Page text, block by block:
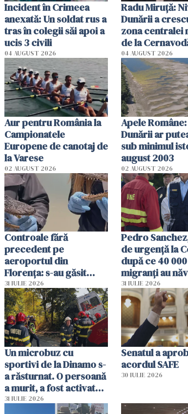
Incident în Crimeea
anexată: Un soldat rus a
tras în colegii săi apoi a
ucis 3 civili
04 AUGUST 2026
Radu Miruţă:
Dunării a
zona centralei
de la
cm faţă de
04 AUGUST 2026
Aur pentru România la
Campionatele
Europene de canotaj de
la Varese
02 AUGUST 2026
Apele
Dunării ar
sub minimul
august 2003
02 AUGUST 2026
Controale fără
precedent pe
aeroportul din
Florența: s-au găsit
capete de aligator și o
sumă imensă de bani
31 IULIE 2026
Pedro
de urgență la
după ce 40
migranți au
teritoriul
mobiliza toate
resursele"
31 IULIE 2026
Un microbuz cu
sportivi de la Dinamo s-
a răsturnat. O persoană
a murit, a fost activat
planul roșu de
31 IULIE 2026
Senatul a
acordul SAFE
30 IULIE 2026